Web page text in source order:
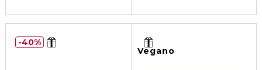
40%
Vegano